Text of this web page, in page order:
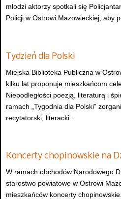
młodzi aktorzy spotkali się
Policji w Ostrowi Mazowieckiej, aby
Tydzień dla Polski
Miejska Biblioteka Publiczna w
kilku lat proponuje mieszkańcom
Niepodległości poezją, literaturą i
ramach „Tygodnia dla Polski”
recytatorski, literacki...
Koncerty chopinowskie na
W ramach obchodów Narodowego
starostwo powiatowe w Ostrowi
mieszkańców koncerty